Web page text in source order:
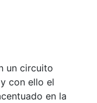
un circuito
con ello el
en la